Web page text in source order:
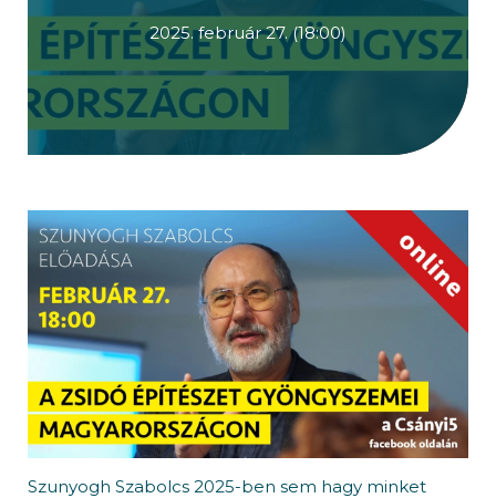
2025. február 27. (18:00)
Szunyogh Szabolcs 2025-ben sem hagy minket